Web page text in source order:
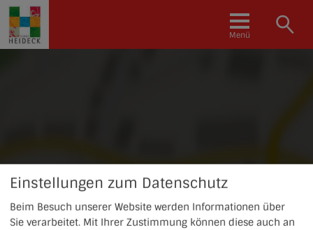
Menü
Einstellungen zum Datenschutz
Beim Besuch unserer Website werden Informationen über
Sie verarbeitet. Mit Ihrer Zustimmung können diese auch an